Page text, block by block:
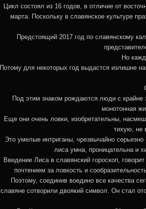
Цикл состоял из 16 годов, в отличие от
марта. Поскольку в славянское культуре
Предстоящий 2017 год по славянскому
Но
Потому для некоторых год выдастся излишне
Под этим знаком рождаются люди с
монотонная
Еще они очень ловки, изобретательны,
тихую, не
Это умелые интриганы, чрезвычайно
лиса умна, проницательна и
Введение Лиса в славянский гороскоп,
почтением за ловкость и
Поэтому, соединив воедино все качества
славяне сотворили двоякий символ. Он стал